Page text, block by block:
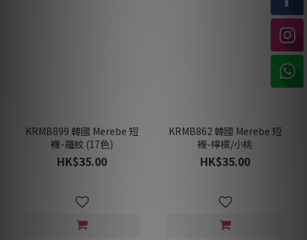
KRMB899 韓國 Merebe 短
襪-羅紋 (17色)
HK$35.00
KRMB862 韓國 Merebe 短
襪-檸檬/小桃
HK$35.00